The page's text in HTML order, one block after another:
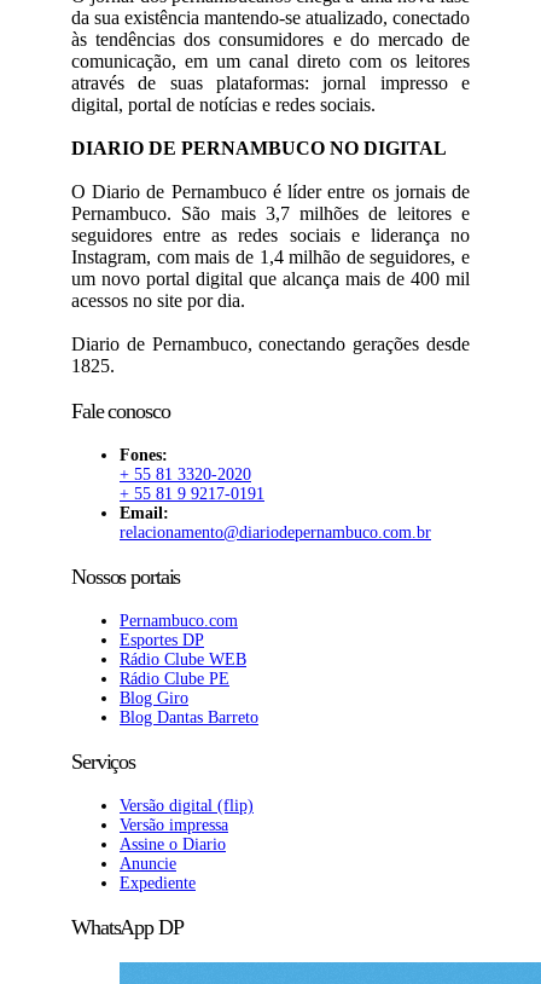
da sua existência mantendo-se atualizado, conectado
às tendências dos consumidores e do mercado de
comunicação, em um canal direto com os leitores
através de suas plataformas: jornal impresso e
digital, portal de notícias e redes sociais.
DIARIO DE PERNAMBUCO NO DIGITAL
O Diario de Pernambuco é líder entre os jornais de
Pernambuco. São mais 3,7 milhões de leitores e
seguidores entre as redes sociais e liderança no
Instagram, com mais de 1,4 milhão de seguidores, e
um novo portal digital que alcança mais de 400 mil
acessos no site por dia.
Diario de Pernambuco, conectando gerações desde
1825.
Fale conosco
Fones:
+ 55 81 3320-2020
+ 55 81 9 9217-0191
Email:
relacionamento@diariodepernambuco.com.br
Nossos portais
Pernambuco.com
Esportes DP
Rádio Clube WEB
Rádio Clube PE
Blog Giro
Blog Dantas Barreto
Serviços
Versão digital (flip)
Versão impressa
Assine o Diario
Anuncie
Expediente
WhatsApp DP